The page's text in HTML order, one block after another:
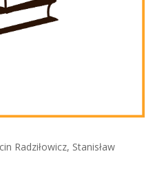
Radziłowicz, Stanisław